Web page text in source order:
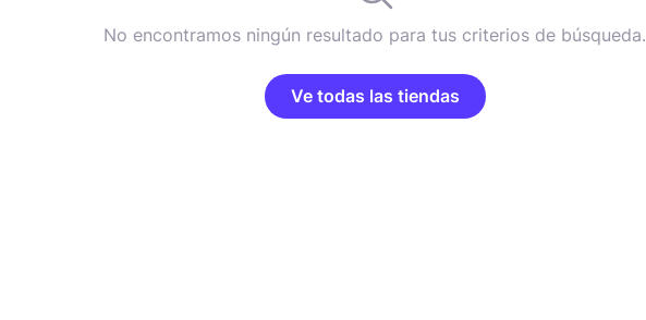
No encontramos ningún resultado para tus criterios de búsqueda.
Ve todas las tiendas